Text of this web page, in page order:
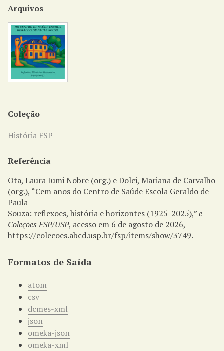
Arquivos
Coleção
História FSP
Referência
Ota, Laura Iumi Nobre (org.) e Dolci, Mariana de Carvalho
(org.), “Cem anos do Centro de Saúde Escola Geraldo de
Paula
Souza: reflexões, história e horizontes (1925-2025),”e-
Coleções FSP/USP, acesso em 6 de agosto de 2026,
https://colecoes.abcd.usp.br/fsp/items/show/3749.
Formatos de Saída
atom
csv
dcmes-xml
json
omeka-json
omeka-xml